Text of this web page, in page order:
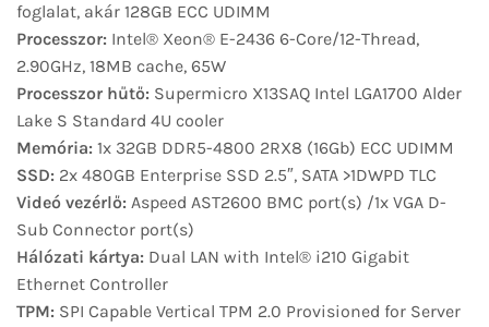
foglalat, akár 128GB ECC UDIMM
Processzor: Intel® Xeon® E-2436 6-Core/12-Thread,
2.90GHz, 18MB cache, 65W
Processzor hűtő: Supermicro X13SAQ Intel LGA1700 Alder
Lake S Standard 4U cooler
Memória: 1x 32GB DDR5-4800 2RX8 (16Gb) ECC UDIMM
SSD: 2x 480GB Enterprise SSD 2.5″, SATA >1DWPD TLC
Videó vezérlő: Aspeed AST2600 BMC port(s) /1x VGA D-
Sub Connector port(s)
Hálózati kártya: Dual LAN with Intel® i210 Gigabit
Ethernet Controller
TPM: SPI Capable Vertical TPM 2.0 Provisioned for Server